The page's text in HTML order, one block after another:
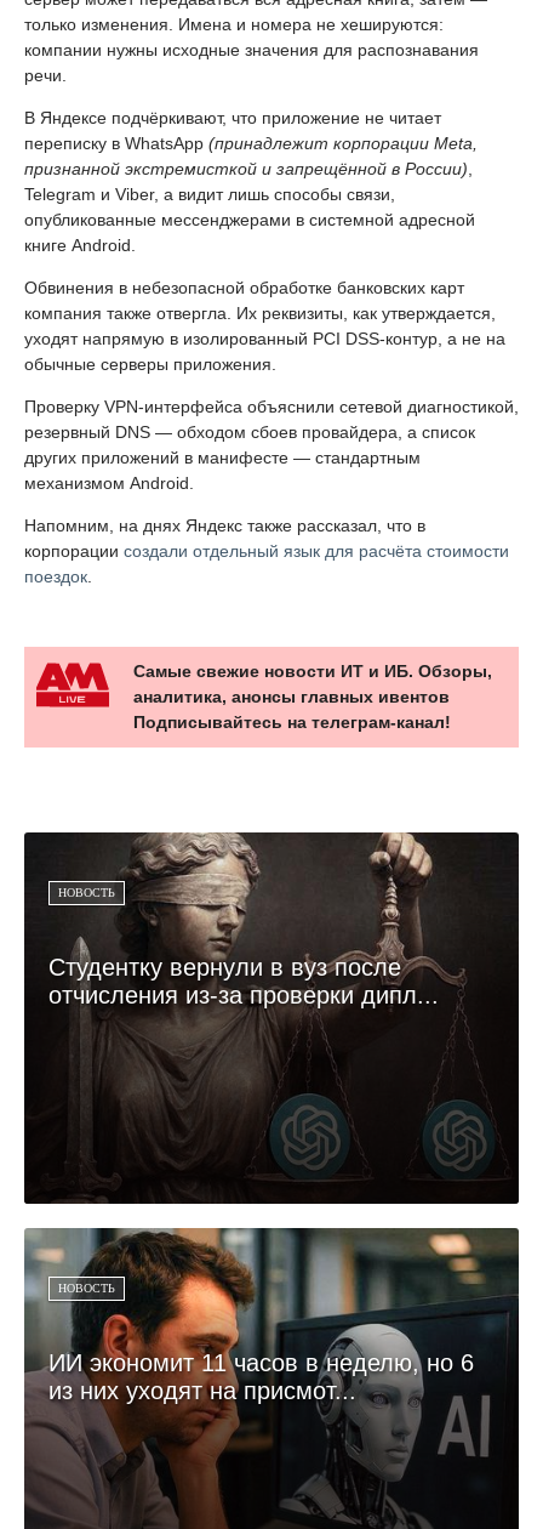
только изменения. Имена и номера не хешируются:
компании нужны исходные значения для распознавания
речи.
В Яндексе подчёркивают, что приложение не читает
переписку в WhatsApp (принадлежит корпорации Meta,
признанной экстремисткой и запрещённой в России)
Telegram и Viber, а видит лишь способы связи,
опубликованные мессенджерами в системной адресной
книге Android.
Обвинения в небезопасной обработке банковских карт
компания также отвергла. Их реквизиты, как утверждается,
уходят напрямую в изолированный PCI DSS-контур, а не на
обычные серверы приложения.
Проверку VPN-интерфейса объяснили сетевой диагностикой,
резервный DNS — обходом сбоев провайдера, а список
других приложений в манифесте — стандартным
механизмом Android.
Напомним, на днях Яндекс также рассказал, что в
корпорации создали отдельный язык для расчёта стоимости
поездок
Самые свежие новости ИТ и ИБ. Обзоры,
аналитика, анонсы главных ивентов
Подписывайтесь на телеграм-канал!
НОВОСТЬ
Студентку вернули в вуз после
отчисления из-за проверки дипл...
НОВОСТЬ
ИИ экономит 11 часов в неделю, но 6
из них уходят на присмот...